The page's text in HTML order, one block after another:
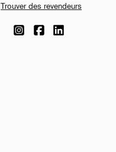
Trouver des revendeurs